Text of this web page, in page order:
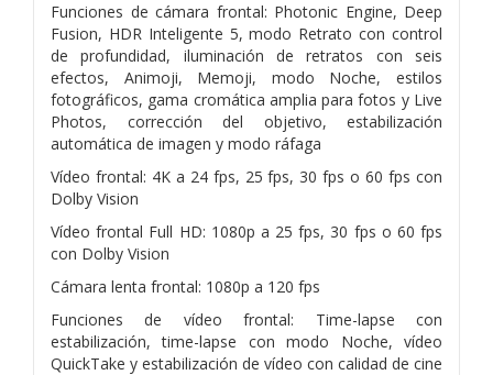
Funciones de cámara frontal: Photonic Engine, Deep
Fusion, HDR Inteligente 5, modo Retrato con control
de profundidad, iluminación de retratos con seis
efectos, Animoji, Memoji, modo Noche, estilos
fotográficos, gama cromática amplia para fotos y Live
Photos, corrección del objetivo, estabilización
automática de imagen y modo ráfaga
Vídeo frontal: 4K a 24 fps, 25 fps, 30 fps o 60 fps con
Dolby Vision
Vídeo frontal Full HD: 1080p a 25 fps, 30 fps o 60 fps
con Dolby Vision
Cámara lenta frontal: 1080p a 120 fps
Funciones de vídeo frontal: Time-lapse con
estabilización, time-lapse con modo Noche, vídeo
QuickTake y estabilización de vídeo con calidad de cine